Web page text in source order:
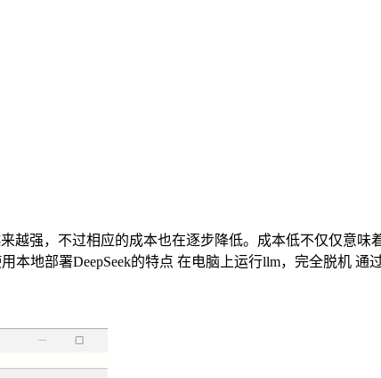
越强，不过相应的成本也在逐步降低。成本低不仅仅意味
地部署DeepSeek的特点 在电脑上运行llm，完全脱机 通